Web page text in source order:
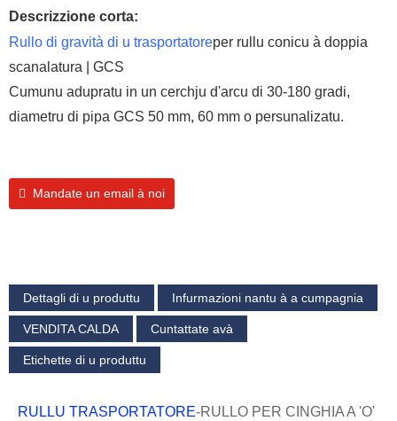
Descrizzione corta:
Rullo di gravità di u trasportatoreper rullu conicu à doppia
scanalatura | GCS
Cumunu adupratu in un cerchju d'arcu di 30-180 gradi,
diametru di pipa GCS 50 mm, 60 mm o persunalizatu.
Mandate un email à noi
Dettagli di u produttu Infurmazioni nantu à a cumpagnia
VENDITA CALDA Cuntattate avà
Etichette di u produttu
RULLU TRASPORTATORE-RULLO PER CINGHIA A 'O'